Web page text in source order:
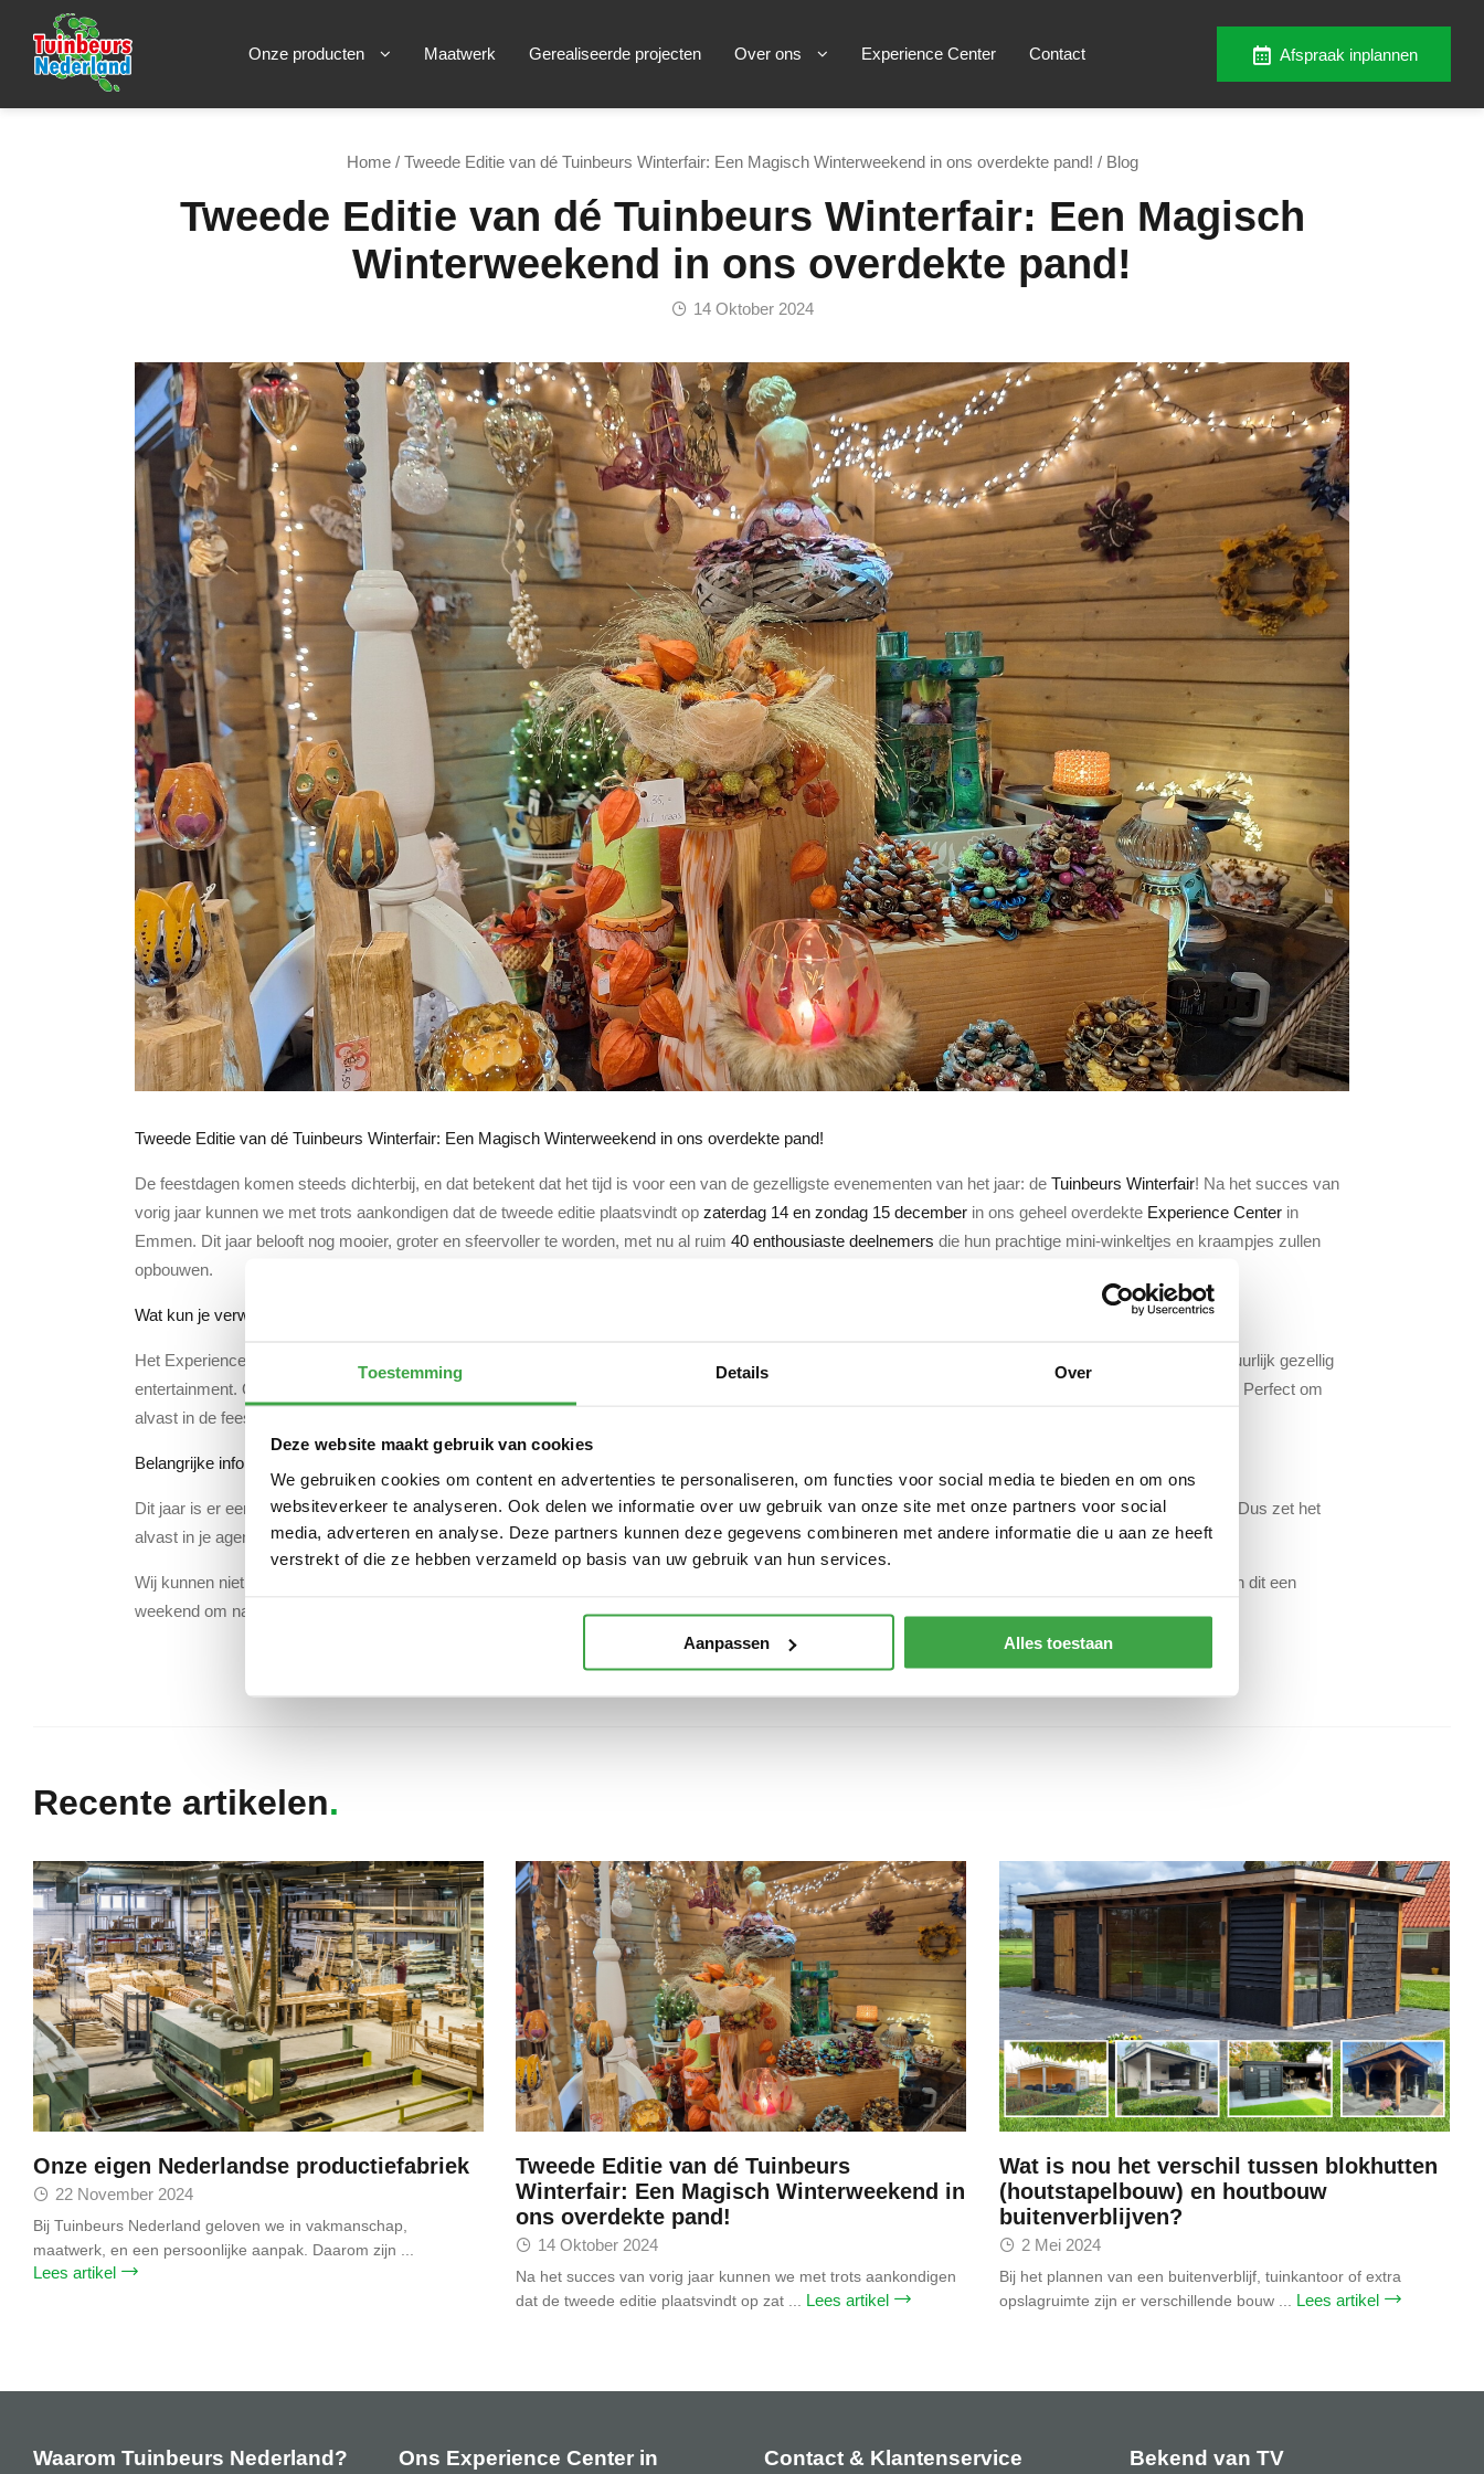
Toestemming Details Over
Deze website maakt gebruik van cookies
We gebruiken cookies om content en advertenties te personaliseren, om functies voor social media te bieden en om ons
websiteverkeer te analyseren. Ook delen we informatie over uw gebruik van onze site met onze partners voor social
media, adverteren en analyse. Deze partners kunnen deze gegevens combineren met andere informatie die u aan ze heeft
verstrekt of die ze hebben verzameld op basis van uw gebruik van hun services.
Aanpassen Alles toestaan
Onze producten Maatwerk Gerealiseerde projecten Over ons Experience Center Contact Afspraak inplannen
Home/ Tweede Editie van dé Tuinbeurs Winterfair: Een Magisch Winterweekend in ons overdekte pand! / Blog
Tweede Editie van dé Tuinbeurs Winterfair: Een Magisch
Winterweekend in ons overdekte pand!
14 Oktober 2024
Tweede Editie van dé Tuinbeurs Winterfair: Een Magisch Winterweekend in ons overdekte pand!
De feestdagen komen steeds dichterbij, en dat betekent dat het tijd is voor een van de gezelligste evenementen van het jaar: de Tuinbeurs Winterfair! Na het succes van
vorig jaar kunnen we met trots aankondigen dat de tweede editie plaatsvindt op zaterdag 14 en zondag 15 december in ons geheel overdekte Experience Center in
Emmen. Dit jaar belooft nog mooier, groter en sfeervoller te worden, met nu al ruim 40 enthousiaste deelnemers die hun prachtige mini-winkeltjes en kraampjes zullen
opbouwen.
Wat kun je verwachten?
Het Experience Center wordt omgetoverd tot een winterwonderland vol met unieke producten en cadeaus voor de feestdagen, creatieve producten en natuurlijk gezellig
entertainment. Of je nu op zoek bent naar mooie kerstdecoraties, handgemaakte accessoires of culinaire lekkernijen, je vindt het allemaal op de Winterfair. Perfect om
alvast in de feeststemming te komen en je kerstinkopen te doen!
Belangrijke informatie
Dit jaar is er een kleine wijziging in de openingstijden. Op zaterdagis de Winterfair geopend van10:00 tot 16:00 uur, en op zondagvan12:00 tot 16:00 uur
. Dus zet het
alvast in je agenda en zorg dat je dit gezellige evenement niet mist!
Wij kunnen niet wachten om je te verwelkomen op de
. De sfeer, de verscheidenheid aan kraampjes en de feestelijke ambiance maken dit een
weekend om naar uit te kijken. Mis het niet en kom gezellig langs!
Recente artikelen
Onze eigen Nederlandse productiefabriek
22 November 2024
Bij Tuinbeurs Nederland geloven we in vakmanschap,
maatwerk, en een persoonlijke aanpak. Daarom zijn ...
Lees artikel
Tweede Editie van dé Tuinbeurs
Winterfair: Een Magisch Winterweekend in
ons overdekte pand!
14 Oktober 2024
Na het succes van vorig jaar kunnen we met trots aankondigen
dat de tweede editie plaatsvindt op zat ... Lees artikel
Wat is nou het verschil tussen blokhutten
(houtstapelbouw) en houtbouw
buitenverblijven?
2 Mei 2024
Bij het plannen van een buitenverblijf, tuinkantoor of extra
opslagruimte zijn er verschillende bouw ... Lees artikel
Waarom Tuinbeurs Nederland?
Ons Experience Center in
Contact & Klantenservice Bekend van TV